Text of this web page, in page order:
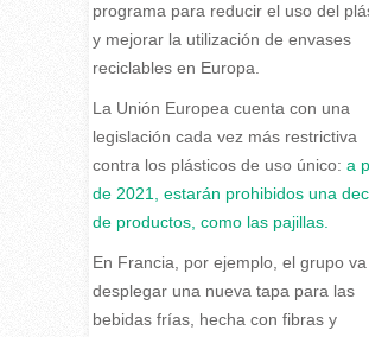
programa para reducir el uso del
y mejorar la utilización de envases
reciclables en Europa.
La Unión Europea cuenta con una
legislación cada vez más restrictiva
contra los plásticos de uso único: a
de 2021, estarán prohibidos una
de productos, como las pajillas.
En Francia, por ejemplo, el grupo va
desplegar una nueva tapa para las
bebidas frías, hecha con fibras y